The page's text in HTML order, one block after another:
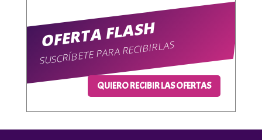
OFERTA FLASH
SUSCRÍBETE PARA RECIBIRLAS
QUIERO RECIBIR LAS OFERTAS